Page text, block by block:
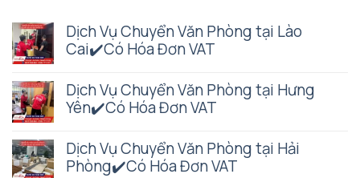
Dịch Vụ Chuyển Văn Phòng tại Lào
Cai✔️Có Hóa Đơn VAT
Dịch Vụ Chuyển Văn Phòng tại Hưng
Yên✔️Có Hóa Đơn VAT
Dịch Vụ Chuyển Văn Phòng tại Hải
Phòng✔️Có Hóa Đơn VAT